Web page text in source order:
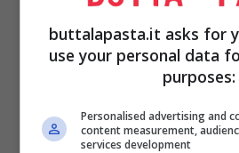
buttalapasta.it asks for
use your personal data
purposes:
Personalised advertising and
content measurement,
services development